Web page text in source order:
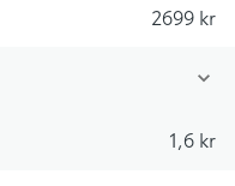
2699 kr
1,6 kr